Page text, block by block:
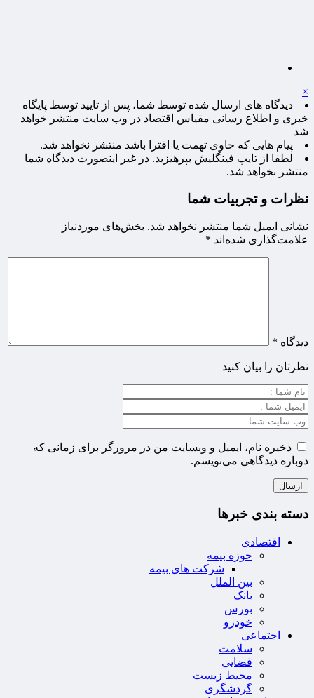
×
دیدگاه های ارسال شده توسط شما، پس از تایید توسط پایگاه
خبری و اطلاع رسانی مقیاس اقتصاد در وب سایت منتشر خواهد
شد
پیام هایی که حاوی تهمت یا افترا باشد منتشر نخواهد شد.
لطفا از تایپ فینگلیش بپرهیزید. در غیر اینصورت دیدگاه شما
منتشر نخواهد شد.
نظرات و تجربیات شما
نشانی ایمیل شما منتشر نخواهد شد. بخش‌های موردنیاز
علامت‌گذاری شده‌اند *
دیدگاه *
نظرتان را بیان کنید
ذخیره نام، ایمیل و وبسایت من در مرورگر برای زمانی که
دوباره دیدگاهی می‌نویسم.
دسته بندی خبرها
اقتصادی
حوزه بیمه
شرکت های بیمه
بین الملل
بانک
بورس
خودرو
اجتماعی
سلامت
قضایی
محیط زیست
گردشگری